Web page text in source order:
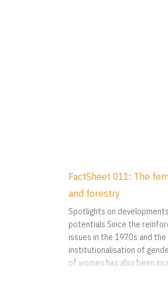
FactSheet 011: The
and forestry
Spotlights on
potentials Since the
issues in the 1970s and
institutionalisation of
of women has also been